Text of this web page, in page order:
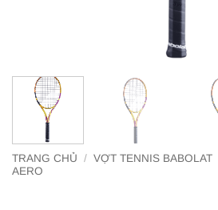
TRANG CHỦ / VỢT TENNIS BABOLAT
AERO